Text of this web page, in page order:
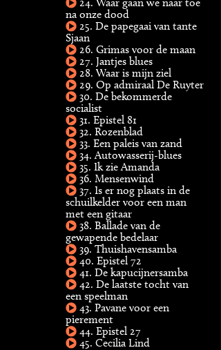
na onze dood
25. De papegaai van tante
Sjaan
26. Grimas voor de maan
27. Jantjes blues
28. Waar is mijn ziel
29. Op admiraal De Ruyter
30. De bekommerde
socialist
31. Epistel 81
32. Rozenblad
33. Een paleis van zand
34. Autowasserij-blues
35. Ik zie Amanda
36. Mensenwind
37. Is er nog plaats in de
schuilkelder voor een man
met een gitaar
38. Ballade van de
gewapende bedelaar
39. Thuishavensamba
40. Epistel 72
41. De kapucijnersamba
42. De laatste tocht van
een speelman
43. Pavane voor een
pierement
44. Epistel 27
45. Cecilia Lind